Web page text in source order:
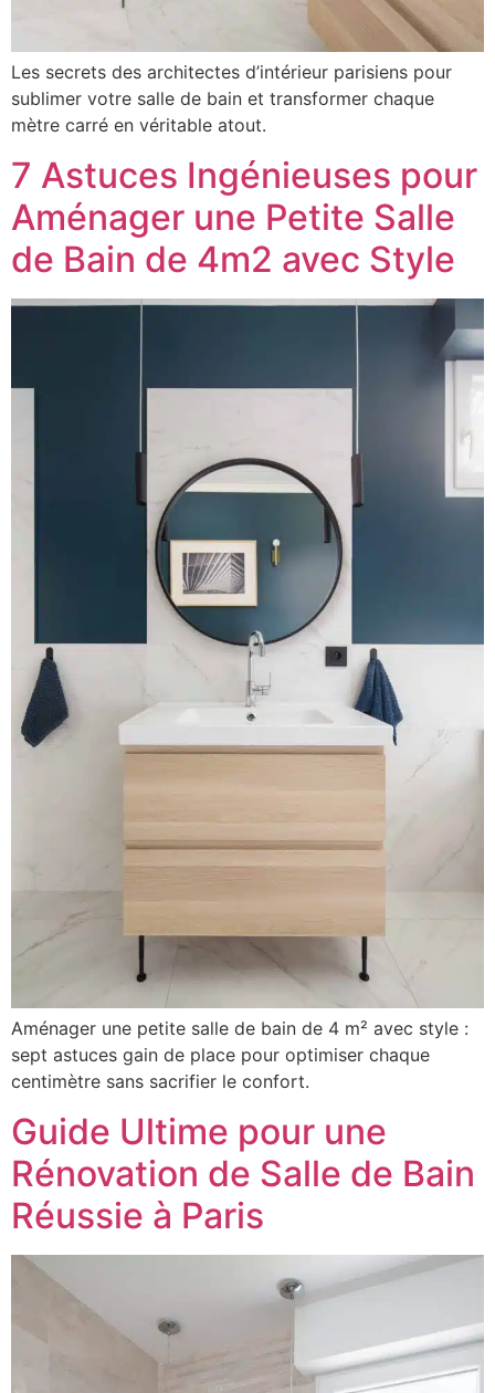
Les secrets des architectes d’intérieur parisiens pour
sublimer votre salle de bain et transformer chaque
mètre carré en véritable atout.
7 Astuces Ingénieuses pour
Aménager une Petite Salle
de Bain de 4m2 avec Style
Aménager une petite salle de bain de 4 m² avec style :
sept astuces gain de place pour optimiser chaque
centimètre sans sacrifier le confort.
Guide Ultime pour une
Rénovation de Salle de Bain
Réussie à Paris